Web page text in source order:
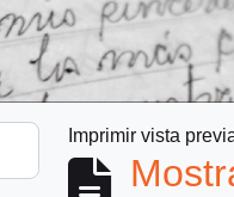
Imprimir vista